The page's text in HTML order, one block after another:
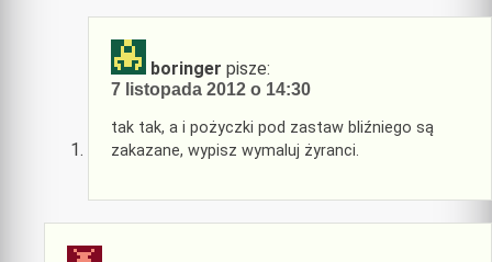
boringer pisze:
7 listopada 2012 o 14:30
tak tak, a i pożyczki pod zastaw bliźniego są
zakazane, wypisz wymaluj żyranci.